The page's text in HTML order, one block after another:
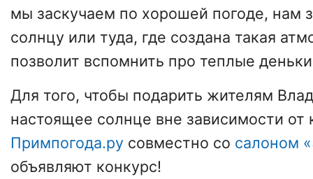
мы заскучаем по хорошей погоде, нам
солнцу или туда, где создана такая
позволит вспомнить про теплые
Для того, чтобы подарить жителям
настоящее солнце вне зависимости от
Примпогода.ру совместно со салоном
объявляют конкурс!